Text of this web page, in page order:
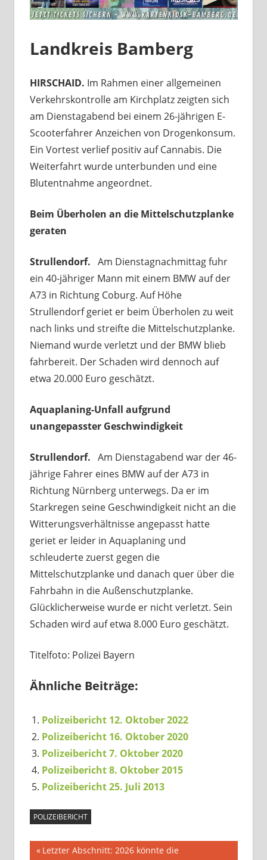
Landkreis Bamberg
HIRSCHAID. Im Rahmen einer allgemeinen
Verkehrskontrolle am Kirchplatz zeigten sich
am Dienstagabend bei einem 26-jährigen E-
Scooterfahrer Anzeichen von Drogenkonsum.
Ein Vortest verlief positiv auf Cannabis. Die
Weiterfahrt wurde unterbunden und eine
Blutentnahme angeordnet.
Beim Überholen an die Mittelschutzplanke
geraten
Strullendorf. Am Dienstagnachmittag fuhr
ein 40-jähriger Mann mit einem BMW auf der
A73 in Richtung Coburg. Auf Höhe
Strullendorf geriet er beim Überholen zu weit
nach links und streifte die Mittelschutzplanke.
Niemand wurde verletzt und der BMW blieb
fahrbereit. Der Schaden wird dennoch auf
etwa 20.000 Euro geschätzt.
Aquaplaning-Unfall aufgrund
unangepasster Geschwindigkeit
Strullendorf. Am Dienstagabend war der 46-
jährige Fahrer eines BMW auf der A73 in
Richtung Nürnberg unterwegs. Da er im
Starkregen seine Geschwindigkeit nicht an die
Witterungsverhältnisse angepasst hatte
geriet er leider in Aquaplaning und
schleuderte zuerst gegen die
Mittelschutzplanke und danach quer über die
Fahrbahn in die Außenschutzplanke.
Glücklicherweise wurde er nicht verletzt. Sein
Schaden wird auf etwa 8.000 Euro geschätzt.
Titelfoto: Polizei Bayern
Ähnliche Beiträge:
Polizeibericht 12. Oktober 2022
Polizeibericht 16. Oktober 2020
Polizeibericht 7. Oktober 2020
Polizeibericht 8. Oktober 2015
Polizeibericht 25. Juli 2013
POLIZEIBERICHT
Beitragsnavigation
Vorheriger
Letzter Abschnitt: 2026 könnte die